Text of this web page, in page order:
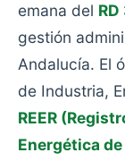
emana del
gestión
Andalucía. El
de Industria,
REER
Energética